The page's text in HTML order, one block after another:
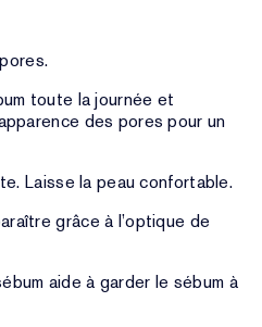
toute la journée et
des pores pour un
Laisse la peau confortable.
grâce à l’optique de
aide à garder le sébum à